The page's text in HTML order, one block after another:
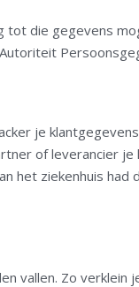
die gegevens
je
of leverancier
het ziekenhuis
vallen. Zo verklein